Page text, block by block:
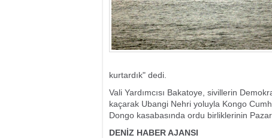
kurtardık" dedi.
Vali Yardımcısı Bakatoye, sivillerin
kaçarak Ubangi Nehri yoluyla Kongo
Dongo kasabasında ordu birliklerinin
DENİZ HABER AJANSI